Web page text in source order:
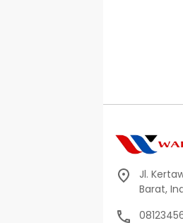
Jl.
Barat,